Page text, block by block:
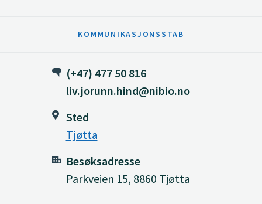
KOMMUNIKASJONSSTAB
(+47) 477 50 816
liv.jorunn.hind@nibio.no
Sted
Tjøtta
Besøksadresse
Parkveien 15, 8860 Tjøtta